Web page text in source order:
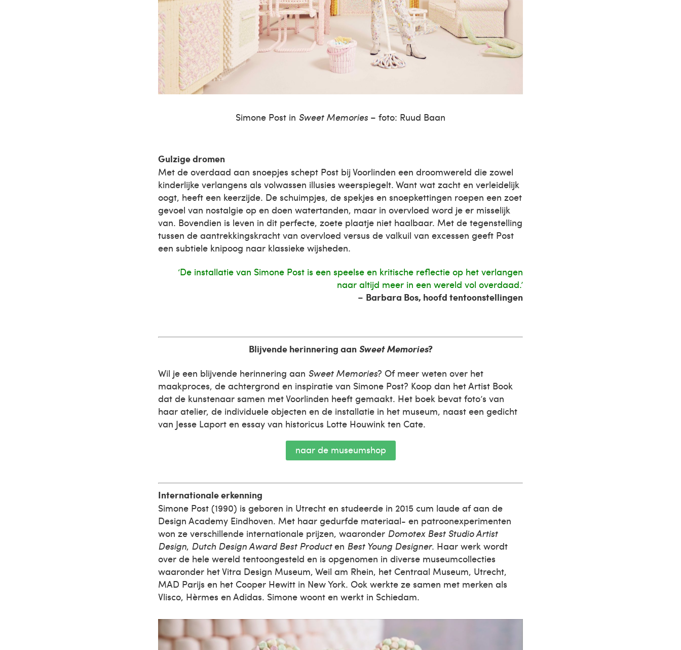
Simone Post in Sweet Memories – foto: Ruud Baan
Gulzige dromen
Met de overdaad aan snoepjes schept Post bij Voorlinden een droomwereld die zowel
kinderlijke verlangens als volwassen illusies weerspiegelt. Want wat zacht en verleidelijk
oogt, heeft een keerzijde. De schuimpjes, de spekjes en snoepkettingen roepen een zoet
gevoel van nostalgie op en doen watertanden, maar in overvloed word je er misselijk
van. Bovendien is leven in dit perfecte, zoete plaatje niet haalbaar. Met de tegenstelling
tussen de aantrekkingskracht van overvloed versus de valkuil van excessen geeft Post
een subtiele knipoog naar klassieke wijsheden.
‘De installatie van Simone Post is een speelse en kritische reflectie op het verlangen
naar altijd meer in een wereld vol overdaad.’
– Barbara Bos, hoofd tentoonstellingen
Blijvende herinnering aanSweet Memories?
Wil je een blijvende herinnering aan Sweet Memories? Of meer weten over het
maakproces, de achtergrond en inspiratie van Simone Post? Koop dan het Artist Book
dat de kunstenaar samen met Voorlinden heeft gemaakt. Het boek bevat foto’s van
haar atelier, de individuele objecten en de installatie in het museum, naast een gedicht
van Jesse Laport en essay van historicus Lotte Houwink ten Cate.
naar de museumshop
Internationale erkenning
Simone Post (1990) is geboren in Utrecht en studeerde in 2015 cum laude af aan de
Design Academy Eindhoven. Met haar gedurfde materiaal- en patroonexperimenten
won ze verschillende internationale prijzen, waaronder Domotex Best Studio Artist
Design, Dutch Design Award Best Producten Best Young Designer. Haar werk wordt
over de hele wereld tentoongesteld en is opgenomen in diverse museumcollecties
waaronder het Vitra Design Museum, Weil am Rhein, het Centraal Museum, Utrecht,
MAD Parijs en het Cooper Hewitt in New York. Ook werkte ze samen met merken als
Vlisco, Hèrmes en Adidas. Simone woont en werkt in Schiedam.